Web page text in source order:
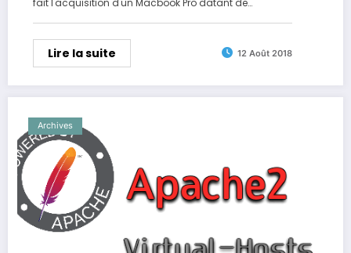
Lire la suite 12 Août 2018
Archives